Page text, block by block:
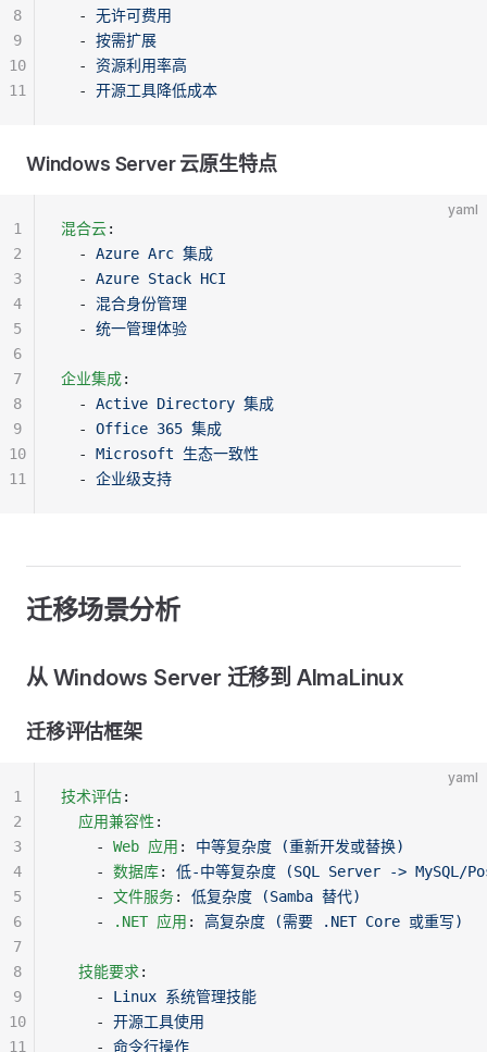
  -
无许可费用
  -
按需扩展
  -
资源利用率高
  -
开源工具降低成本
8
9
10
11
Windows Server 云原生特点
yaml
混合云:
  -
Azure Arc 集成
  -
Azure Stack HCI
  -
混合身份管理
  -
统一管理体验
企业集成:
  -
Active Directory 集成
  -
Office 365 集成
  -
Microsoft 生态一致性
  -
企业级支持
1
2
3
4
5
6
7
8
9
10
11
迁移场景分析
从 Windows Server 迁移到 AlmaLinux
迁移评估框架
yaml
技术评估:
  应用兼容性
:
    -
Web 应用 : 中等复杂度 (重新开发或替换)
    -
数据库: 低-中等复杂度 (SQL Server -> MySQL/
    -
文件服务: 低复杂度 (Samba 替代)
    -
.NET 应用 : 高复杂度 (需要 .NET Core 或重写)
  技能要求
:
    -
Linux 系统管理技能
    -
开源工具使用
    -
命令行操作
1
2
3
4
5
6
7
8
9
10
11